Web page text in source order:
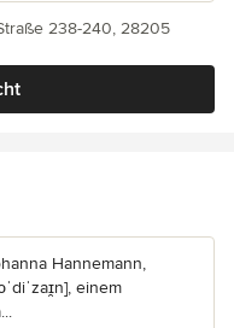
238-240, 28205
Hannemann,
einem